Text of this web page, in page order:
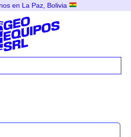
en La Paz, Bolivia